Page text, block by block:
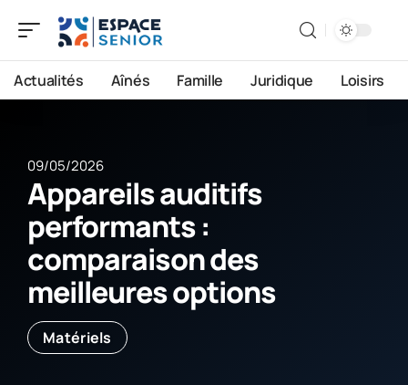
Actualités Aînés Famille Juridique Loisirs
09/05/2026
Appareils auditifs
performants :
comparaison des
meilleures options
Matériels